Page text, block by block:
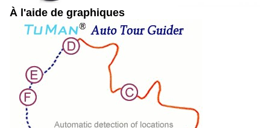
À l'aide de graphiques